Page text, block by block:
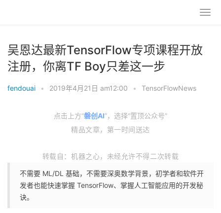
吴恩达最新TensorFlow专项课程开放
注册，你离TF Boy只差这一步
fendouai • 2019年4月21日 am12:00 • TensorFlowNews
点击上方“磐创AI”，选择“置顶公众号”
精品文章，第一时间送达
转载自：机器之心，未经允许不得二次转载
不需要 ML/DL 基础，不需要深奥数学背景，初学者和软件开
发者也能快速掌握 TensorFlow、掌握人工智能应用的开发秘
诀。